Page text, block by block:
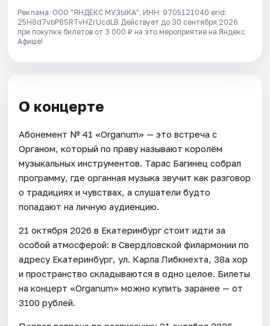
Реклама. ООО "ЯНДЕКС МУЗЫКА", ИНН: 9705121040 erid:
25H8d7vbP8SRTvHZrUcdLB Действует до 30 сентября 2026
при покупке билетов от 3 000 ₽ на это мероприятие на Яндекс
Афише!
О концерте
Абонемент № 41 «Organum» — это встреча с
Органом, который по праву называют королём
музыкальных инструментов. Тарас Багинец собрал
программу, где органная музыка звучит как разговор
о традициях и чувствах, а слушатели будто
попадают на личную аудиенцию.
21 октября 2026 в Екатеринбург стоит идти за
особой атмосферой: в Свердловской филармонии по
адресу Екатеринбург, ул. Карла Либкнехта, 38а хор
и пространство складываются в одно целое. Билеты
на концерт «Organum» можно купить заранее — от
3100 рублей.